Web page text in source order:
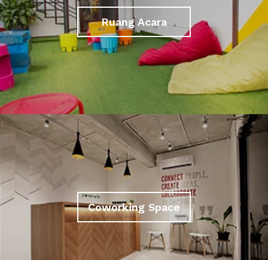
Ruang Acara
Coworking Space